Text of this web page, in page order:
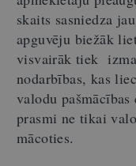
skaits sasniedza
apguvēju biežāk
visvairāk tiek
nodarbības, kas
valodu
prasmi ne tikai
mācoties.